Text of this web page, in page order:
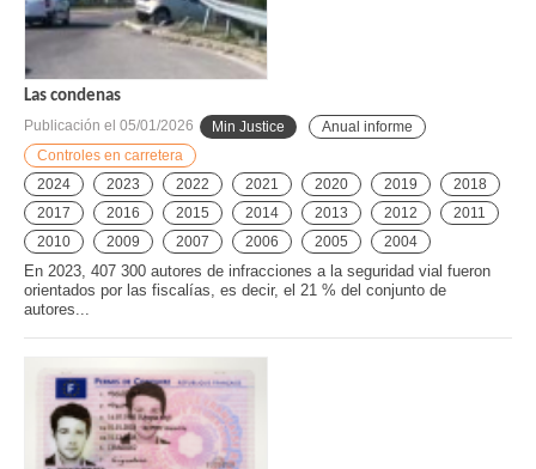
Las condenas
Publicación el 05/01/2026 Min Justice
Anual informe
Controles en carretera
2024
2023 2022 2021 2020 2019
2018
2017
2016 2015 2014 2013 2012
2011
2010
2009 2007 2006 2005 2004
En 2023, 407 300 autores de infracciones a la seguridad vial fueron
orientados por las fiscalías, es decir, el 21 % del conjunto de
autores...